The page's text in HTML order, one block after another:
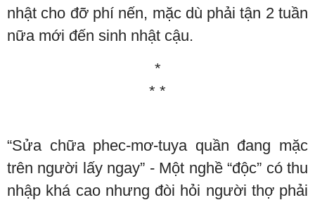
nhật cho đỡ phí nến, mặc dù phải tận 2 tuần
nữa mới đến sinh nhật cậu.
*
* *
“Sửa chữa phec-mơ-tuya quần đang mặc
trên người lấy ngay” - Một nghề “độc” có thu
nhập khá cao nhưng đòi hỏi người thợ phải